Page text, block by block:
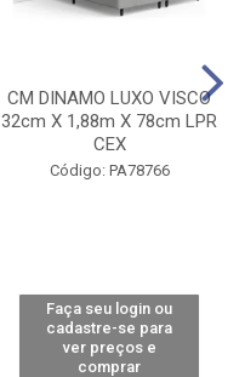
CM DINAMO LUXO VISCO
32cm X 1,88m X 78cm LPR
CEX
Código: PA78766
Faça seu login ou
cadastre-se para
ver preços e
comprar